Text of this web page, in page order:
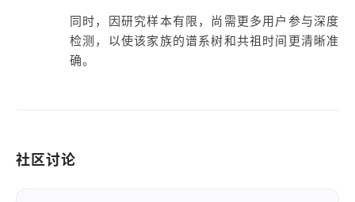
同时，因研究样本有限，尚需更多用户参与深度
检测，以使该家族的谱系树和共祖时间更清晰准
确。
社区讨论